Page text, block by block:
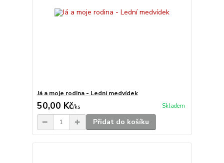
Já a moje rodina - Lední medvídek
50,00 Kč/ks Skladem
Přidat do košíku